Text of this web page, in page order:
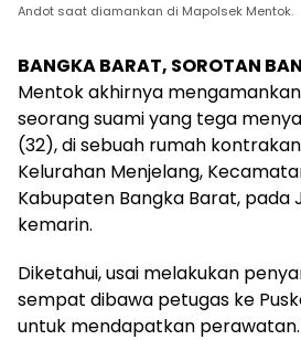
Andot saat diamankan di Mapolsek Mentok.
BANGKA BARAT, SOROTAN
Mentok akhirnya
seorang suami yang tega
(32), di sebuah rumah
Kelurahan Menjelang,
Kabupaten Bangka Barat,
kemarin.
Diketahui, usai melakukan
sempat dibawa petugas ke
untuk mendapatkan